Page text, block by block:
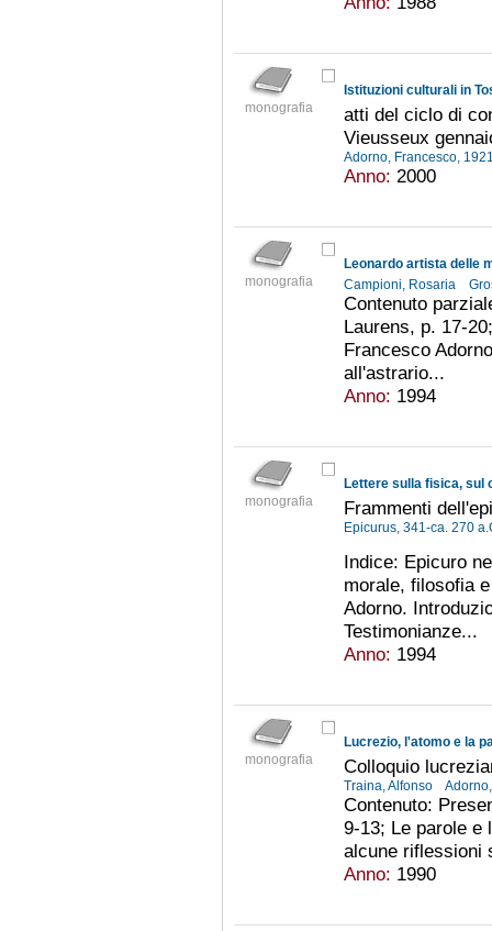
monografia
atti del ciclo di
Vieusseux
Adorno, Francesco,
Anno: 2000
monografia
Leonardo artista delle
Campioni, Rosaria
Contenuto
Laurens, p. 17-
Francesco
all'astrario...
Anno: 1994
monografia
Lettere sulla fisica, sul
Frammenti
Epicurus, 341-ca. 270
Indice: Epicuro
morale, filosofia
Adorno.
Testimonianze...
Anno: 1994
monografia
Lucrezio, l'atomo e la
Colloquio
Traina, Alfonso
Contenuto:
9-13; Le parole e
alcune riflessioni
Anno: 1990